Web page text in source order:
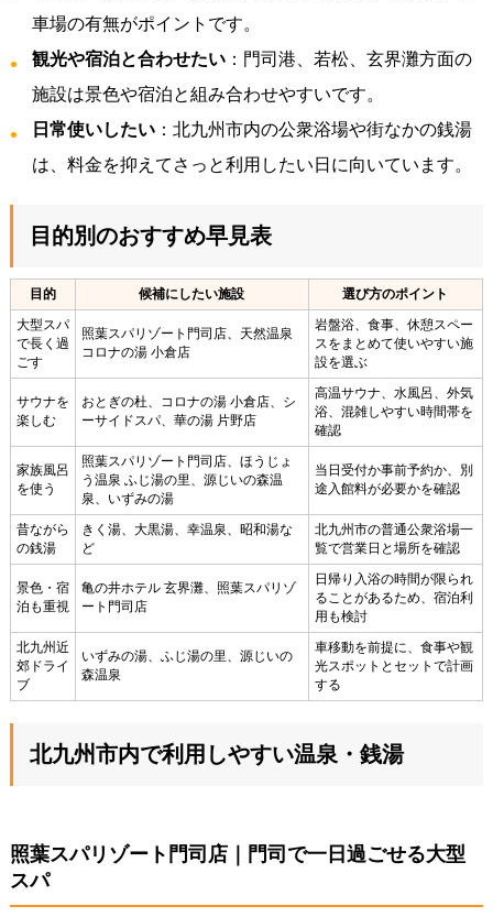
車場の有無がポイントです。
観光や宿泊と合わせたい：門司港、若松、玄界灘方面の
施設は景色や宿泊と組み合わせやすいです。
日常使いしたい：北九州市内の公衆浴場や街なかの銭湯
は、料金を抑えてさっと利用したい日に向いています。
目的別のおすすめ早見表
目的 候補にしたい施設
選び方のポイント
大型スパ
で長く過
ごす
照葉スパリゾート門司店、天然温泉
コロナの湯 小倉店
岩盤浴、食事、休憩スペー
スをまとめて使いやすい施
設を選ぶ
サウナを
楽しむ
おとぎの杜、コロナの湯 小倉店、シ
ーサイドスパ、華の湯 片野店
高温サウナ、水風呂、外気
浴、混雑しやすい時間帯を
確認
家族風呂
を使う
照葉スパリゾート門司店、ほうじょ
う温泉 ふじ湯の里、源じいの森温
泉、いずみの湯
当日受付か事前予約か、別
途入館料が必要かを確認
昔ながら
の銭湯
きく湯、大黒湯、幸温泉、昭和湯な
ど
北九州市の普通公衆浴場一
覧で営業日と場所を確認
景色・宿
泊も重視
亀の井ホテル 玄界灘、照葉スパリゾ
ート門司店
日帰り入浴の時間が限られ
ることがあるため、宿泊利
用も検討
北九州近
郊ドライ
ブ
いずみの湯、ふじ湯の里、源じいの
森温泉
車移動を前提に、食事や観
光スポットとセットで計画
する
北九州市内で利用しやすい温泉・銭湯
照葉スパリゾート門司店｜門司で一日過ごせる大型
スパ